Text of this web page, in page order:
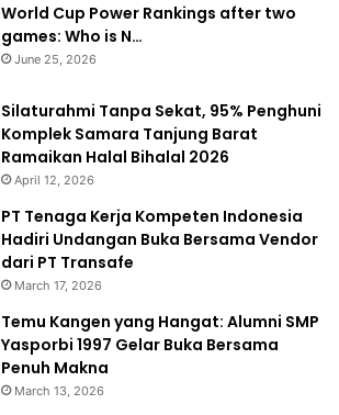
World Cup Power Rankings after two
games: Who is N…
June 25, 2026
Silaturahmi Tanpa Sekat, 95% Penghuni
Komplek Samara Tanjung Barat
Ramaikan Halal Bihalal 2026
April 12, 2026
PT Tenaga Kerja Kompeten Indonesia
Hadiri Undangan Buka Bersama Vendor
dari PT Transafe
March 17, 2026
Temu Kangen yang Hangat: Alumni SMP
Yasporbi 1997 Gelar Buka Bersama
Penuh Makna
March 13, 2026